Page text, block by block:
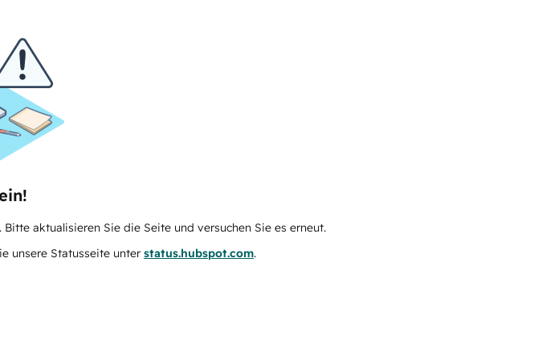
aktualisieren Sie die Seite und versuchen Sie es erneut.
unsere Statusseite unter status.hubspot.com.